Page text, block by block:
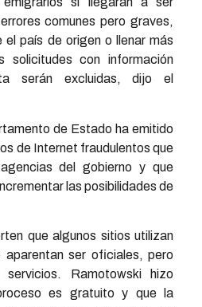
comunes pero graves,
el país de origen o llenar más
solicitudes con información
serán excluidas, dijo el
de Estado ha emitido
de Internet fraudulentos que
del gobierno y que
las posibilidades de
que algunos sitios utilizan
aparentan ser oficiales, pero
Ramotowski hizo
es gratuito y que la